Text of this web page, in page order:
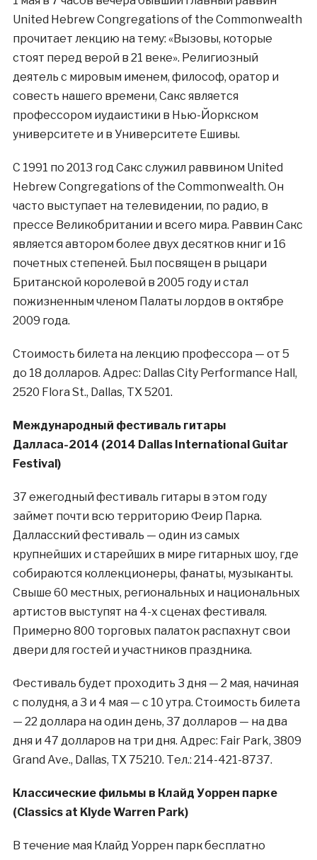
United Hebrew Congregations of the Commonwealth
прочитает лекцию на тему: «Вызовы, которые
стоят перед верой в 21 веке». Религиозный
деятель с мировым именем, философ, оратор и
совесть нашего времени, Сакс является
профессором иудаистики в Нью-Йоркском
университете и в Университете Ешивы.
С 1991 по 2013 год Сакс служил раввином United
Hebrew Congregations of the Commonwealth. Он
часто выступает на телевидении, по радио, в
прессе Великобритании и всего мира. Раввин Сакс
является автором более двух десятков книг и 16
почетных степеней. Был посвящен в рыцари
Британской королевой в 2005 году и стал
пожизненным членом Палаты лордов в октябре
2009 года.
Стоимость билета на лекцию профессора — от 5
до 18 долларов. Адрес: Dallas City Performance Hall,
2520 Flora St., Dallas, TX 5201.
Международный фестиваль гитары
Далласа-2014 (2014 Dallas International Guitar
Festival)
37 ежегодный фестиваль гитары в этом году
займет почти всю территорию Феир Парка.
Далласский фестиваль — один из самых
крупнейших и старейших в мире гитарных шоу, где
собираются коллекционеры, фанаты, музыканты.
Свыше 60 местных, региональных и национальных
артистов выступят на 4-х сценах фестиваля.
Примерно 800 торговых палаток распахнут свои
двери для гостей и участников праздника.
Фестиваль будет проходить 3 дня — 2 мая, начиная
с полудня, а 3 и 4 мая — с 10 утра. Стоимость билета
— 22 доллара на один день, 37 долларов — на два
дня и 47 долларов на три дня. Адрес: Fair Park, 3809
Grand Ave., Dallas, TX 75210. Тел.: 214-421-8737.
Классические фильмы в Клайд Уоррен парке
(Classics at Klyde Warren Park)
В течение мая Клайд Уоррен парк бесплатно